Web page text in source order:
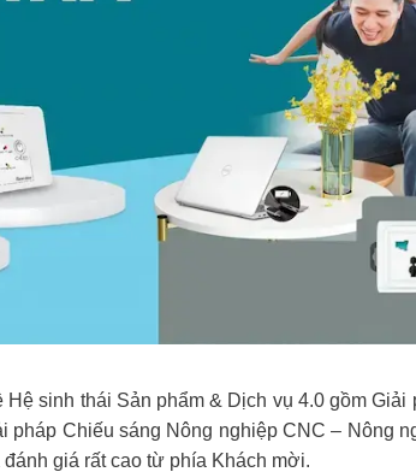
sinh thái Sản phẩm & Dịch vụ 4.0 gồm
Chiếu sáng Nông nghiệp CNC – Nông
giá rất cao từ phía Khách mời.